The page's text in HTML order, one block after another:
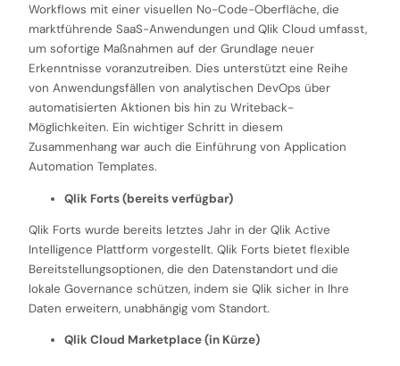
Workflows mit einer visuellen No-Code-Oberfläche, die
marktführende SaaS-Anwendungen und Qlik Cloud umfasst,
um sofortige Maßnahmen auf der Grundlage neuer
Erkenntnisse voranzutreiben. Dies unterstützt eine Reihe
von Anwendungsfällen von analytischen DevOps über
automatisierten Aktionen bis hin zu Writeback-
Möglichkeiten. Ein wichtiger Schritt in diesem
Zusammenhang war auch die Einführung von Application
Automation Templates.
Qlik Forts (bereits verfügbar)
Qlik Forts wurde bereits letztes Jahr in der Qlik Active
Intelligence Plattform vorgestellt. Qlik Forts bietet flexible
Bereitstellungsoptionen, die den Datenstandort und die
lokale Governance schützen, indem sie Qlik sicher in Ihre
Daten erweitern, unabhängig vom Standort.
Qlik Cloud Marketplace (in Kürze)